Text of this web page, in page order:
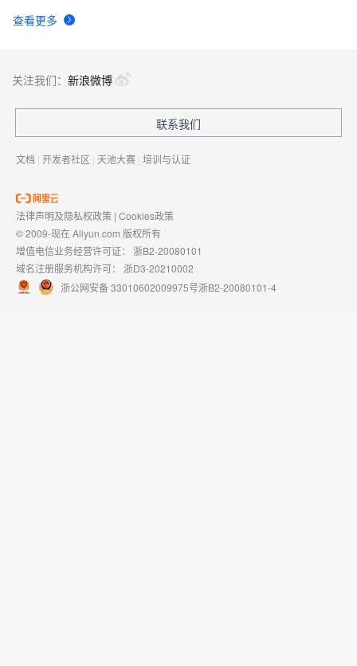
查看更多
关注我们： 新浪微博
联系我们
文档 | 开发者社区 | 天池大赛 | 培训与认证
法律声明及隐私权政策 | Cookies政策
© 2009-现在 Aliyun.com 版权所有
增值电信业务经营许可证： 浙B2-20080101
域名注册服务机构许可： 浙D3-20210002
浙公网安备 33010602009975号浙B2-20080101-4